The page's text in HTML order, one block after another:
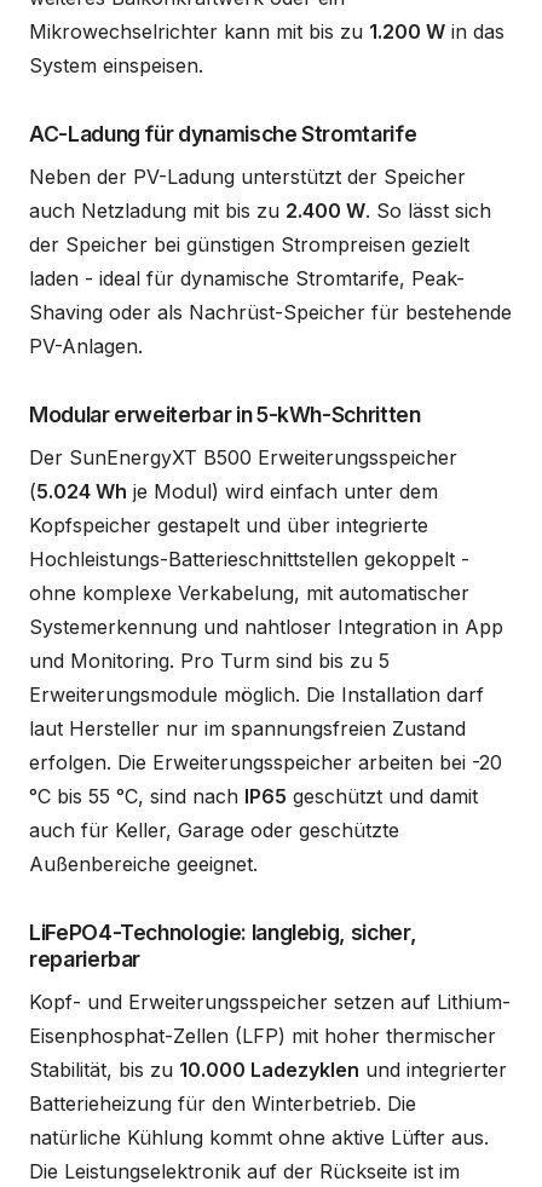
Mikrowechselrichter kann mit bis zu 1.200 W in das
System einspeisen.
AC-Ladung für dynamische Stromtarife
Neben der PV-Ladung unterstützt der Speicher
auch Netzladung mit bis zu 2.400 W. So lässt sich
der Speicher bei günstigen Strompreisen gezielt
laden - ideal für dynamische Stromtarife, Peak-
Shaving oder als Nachrüst-Speicher für bestehende
PV-Anlagen.
Modular erweiterbar in 5-kWh-Schritten
Der SunEnergyXT B500 Erweiterungsspeicher
(5.024 Wh je Modul) wird einfach unter dem
Kopfspeicher gestapelt und über integrierte
Hochleistungs-Batterieschnittstellen gekoppelt -
ohne komplexe Verkabelung, mit automatischer
Systemerkennung und nahtloser Integration in App
und Monitoring. Pro Turm sind bis zu 5
Erweiterungsmodule möglich. Die Installation darf
laut Hersteller nur im spannungsfreien Zustand
erfolgen. Die Erweiterungsspeicher arbeiten bei -20
°C bis 55 °C, sind nach IP65 geschützt und damit
auch für Keller, Garage oder geschützte
Außenbereiche geeignet.
LiFePO4-Technologie: langlebig, sicher,
reparierbar
Kopf- und Erweiterungsspeicher setzen auf Lithium-
Eisenphosphat-Zellen (LFP) mit hoher thermischer
Stabilität, bis zu 10.000 Ladezyklen und integrierter
Batterieheizung für den Winterbetrieb. Die
natürliche Kühlung kommt ohne aktive Lüfter aus.
Die Leistungselektronik auf der Rückseite ist im